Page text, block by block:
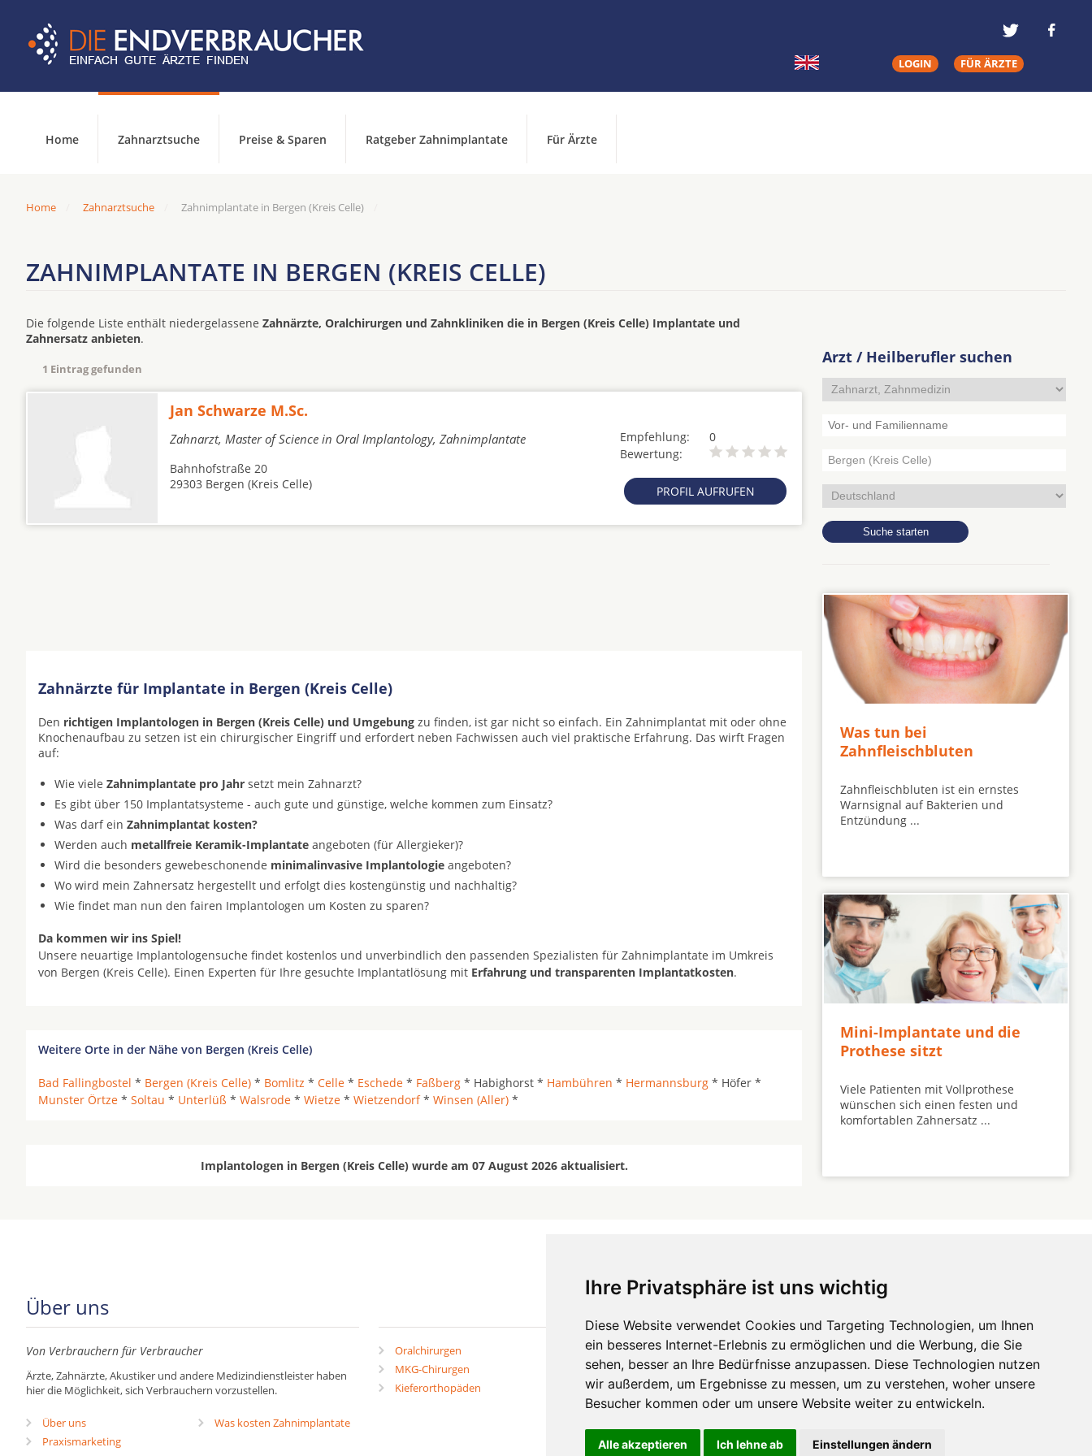
Ihre Privatsphäre ist uns wichtig
Diese Website verwendet Cookies und Targeting Technologien, um Ihnen
ein besseres Internet-Erlebnis zu ermöglichen und die Werbung, die Sie
sehen, besser an Ihre Bedürfnisse anzupassen. Diese Technologien nutzen
wir außerdem, um Ergebnisse zu messen, um zu verstehen, woher unsere
Besucher kommen oder um unsere Website weiter zu entwickeln.
Alle akzeptieren Ich lehne ab Einstellungen ändern
LOGIN FÜR ÄRZTE
Home Zahnarztsuche Preise & Sparen Ratgeber Zahnimplantate Für Ärzte
Home Zahnarztsuche Zahnimplantate in Bergen (Kreis Celle)
ZAHNIMPLANTATE IN BERGEN (KREIS CELLE)
Die folgende Liste enthält niedergelassene Zahnärzte, Oralchirurgen und Zahnkliniken die in Bergen (Kreis Celle) Implantate und
Zahnersatz anbieten.
1 Eintrag gefunden
Jan Schwarze M.Sc.
Zahnarzt, Master of Science in Oral Implantology, Zahnimplantate Empfehlung:
0
Bewertung:
PROFIL AUFRUFEN
Bahnhofstraße 20
29303 Bergen (Kreis Celle)
Zahnärzte für Implantate in Bergen (Kreis Celle)
Den richtigen Implantologen in Bergen (Kreis Celle) und Umgebung zu finden, ist gar nicht so einfach. Ein Zahnimplantat mit oder ohne
Knochenaufbau zu setzen ist ein chirurgischer Eingriff und erfordert neben Fachwissen auch viel praktische Erfahrung. Das wirft Fragen
auf:
Wie viele Zahnimplantate pro Jahr setzt mein Zahnarzt?
Es gibt über 150 Implantatsysteme - auch gute und günstige, welche kommen zum Einsatz?
Was darf ein Zahnimplantat kosten?
Werden auch metallfreie Keramik-Implantate angeboten (für Allergieker)?
Wird die besonders gewebeschonende minimalinvasive Implantologie angeboten?
Wo wird mein Zahnersatz hergestellt und erfolgt dies kostengünstig und nachhaltig?
Wie findet man nun den fairen Implantologen um Kosten zu sparen?
Da kommen wir ins Spiel!
Unsere neuartige Implantologensuche findet kostenlos und unverbindlich den passenden Spezialisten für Zahnimplantate im Umkreis
von Bergen (Kreis Celle). Einen Experten für Ihre gesuchte Implantatlösung mit Erfahrung und transparenten Implantatkosten.
Weitere Orte in der Nähe von Bergen (Kreis Celle)
Bad Fallingbostel * Bergen (Kreis Celle) * Bomlitz * Celle * Eschede * Faßberg * Habighorst * Hambühren * Hermannsburg * Höfer *
Munster Örtze * Soltau * Unterlüß * Walsrode * Wietze * Wietzendorf* Winsen (Aller) *
Implantologen in Bergen (Kreis Celle) wurde am 07 August 2026 aktualisiert.
Arzt / Heilberufler suchen
Was tun bei
Zahnfleischbluten
Zahnfleischbluten ist ein ernstes
Warnsignal auf Bakterien und
Entzündung ...
Mini-Implantate und die
Prothese sitzt
Viele Patienten mit Vollprothese
wünschen sich einen festen und
komfortablen Zahnersatz ...
Über uns
Von Verbrauchern für Verbraucher
Ärzte, Zahnärzte, Akustiker und andere Medizindienstleister haben
hier die Möglichkeit, sich Verbrauchern vorzustellen.
Über uns
Praxismarketing
Was kosten Zahnimplantate
mehr ...
Oralchirurgen
MKG-Chirurgen
Kieferorthopäden
Zahnärzte in Städten
Zahnärzte in Stadtteilen
Hörgeräte
Zahnarztsuche
die-
zahnarztempfehlung.com
die-endverbraucher.com